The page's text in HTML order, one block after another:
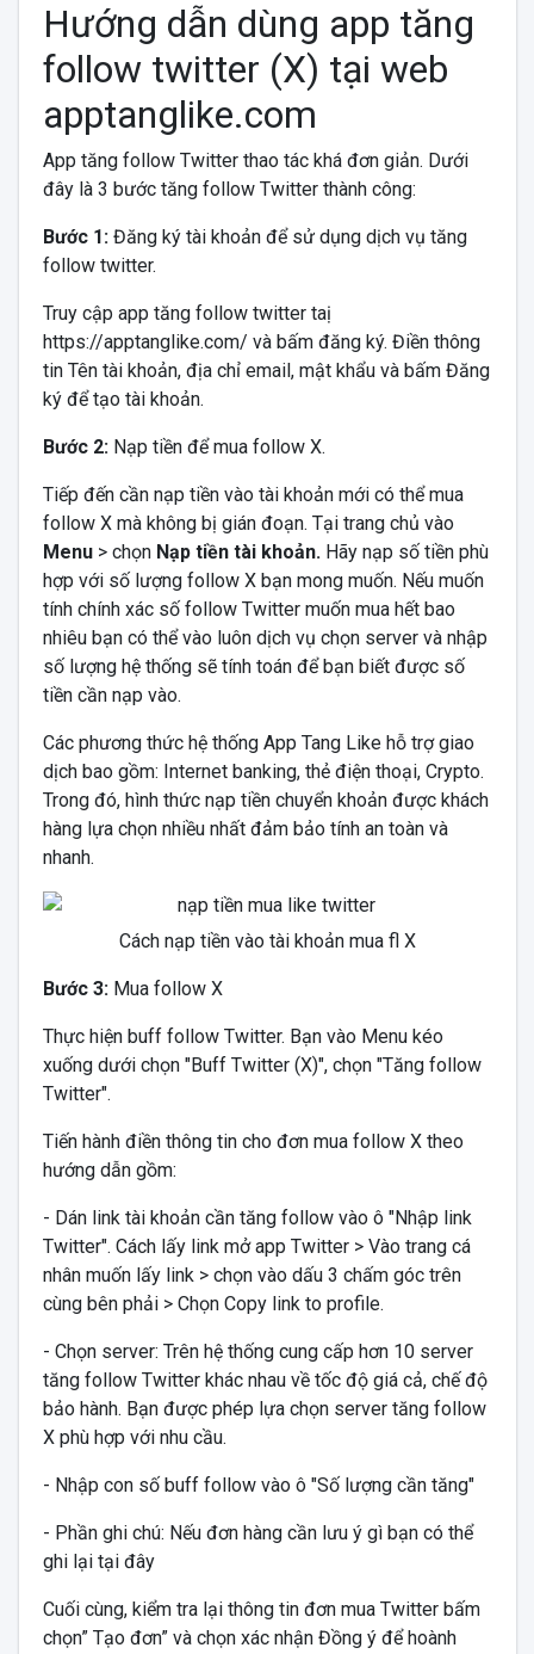
Hướng dẫn dùng app tăng
follow twitter (X) tại web
apptanglike.com
App tăng follow Twitter thao tác khá đơn giản. Dưới
đây là 3 bước tăng follow Twitter thành công:
Bước 1:Đăng ký tài khoản để sử dụng dịch vụ tăng
follow twitter.
Truy cập app tăng follow twitter taị
https://apptanglike.com/ và bấm đăng ký. Điền thông
tin Tên tài khoản, địa chỉ email, mật khẩu và bấm Đăng
ký để tạo tài khoản.
Bước 2:Nạp tiền để mua follow X.
Tiếp đến cần nạp tiền vào tài khoản mới có thể mua
follow X mà không bị gián đoạn. Tại trang chủ vào
Menu> chọn Nạp tiền tài khoản.Hãy nạp số tiền phù
hợp với số lượng follow X bạn mong muốn. Nếu muốn
tính chính xác số follow Twitter muốn mua hết bao
nhiêu bạn có thể vào luôn dịch vụ chọn server và nhập
số lượng hệ thống sẽ tính toán để bạn biết được số
tiền cần nạp vào.
Các phương thức hệ thống App Tang Like hỗ trợ giao
dịch bao gồm: Internet banking, thẻ điện thoại, Crypto.
Trong đó, hình thức nạp tiền chuyển khoản được khách
hàng lựa chọn nhiều nhất đảm bảo tính an toàn và
nhanh.
Cách nạp tiền vào tài khoản mua fl X
Bước 3:Mua follow X
Thực hiện buff follow Twitter. Bạn vào Menu kéo
xuống dưới chọn "Buff Twitter (X)", chọn "Tăng follow
Twitter".
Tiến hành điền thông tin cho đơn mua follow X theo
hướng dẫn gồm:
- Dán link tài khoản cần tăng follow vào ô "Nhập link
Twitter". Cách lấy link mở app Twitter > Vào trang cá
nhân muốn lấy link > chọn vào dấu 3 chấm góc trên
cùng bên phải > Chọn Copy link to profile.
- Chọn server: Trên hệ thống cung cấp hơn 10 server
tăng follow Twitter khác nhau về tốc độ giá cả, chế độ
bảo hành. Bạn được phép lựa chọn server tăng follow
X phù hợp với nhu cầu.
- Nhập con số buff follow vào ô "Số lượng cần tăng"
- Phần ghi chú: Nếu đơn hàng cần lưu ý gì bạn có thể
ghi lại tại đây
Cuối cùng, kiểm tra lại thông tin đơn mua Twitter bấm
chọn” Tạo đơn” và chọn xác nhận Đồng ý để hoành